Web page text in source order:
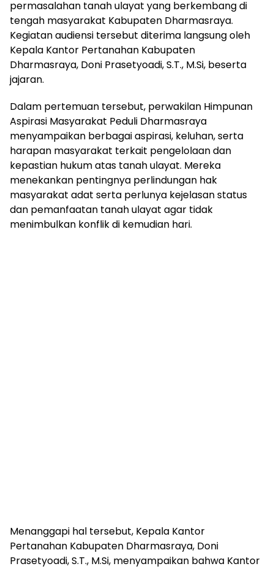
permasalahan tanah ulayat yang berkembang di
tengah masyarakat Kabupaten Dharmasraya.
Kegiatan audiensi tersebut diterima langsung oleh
Kepala Kantor Pertanahan Kabupaten
Dharmasraya, Doni Prasetyoadi, S.T., M.Si, beserta
jajaran.
Dalam pertemuan tersebut, perwakilan Himpunan
Aspirasi Masyarakat Peduli Dharmasraya
menyampaikan berbagai aspirasi, keluhan, serta
harapan masyarakat terkait pengelolaan dan
kepastian hukum atas tanah ulayat. Mereka
menekankan pentingnya perlindungan hak
masyarakat adat serta perlunya kejelasan status
dan pemanfaatan tanah ulayat agar tidak
menimbulkan konflik di kemudian hari.
Menanggapi hal tersebut, Kepala Kantor
Pertanahan Kabupaten Dharmasraya, Doni
Prasetyoadi, S.T., M.Si, menyampaikan bahwa Kantor